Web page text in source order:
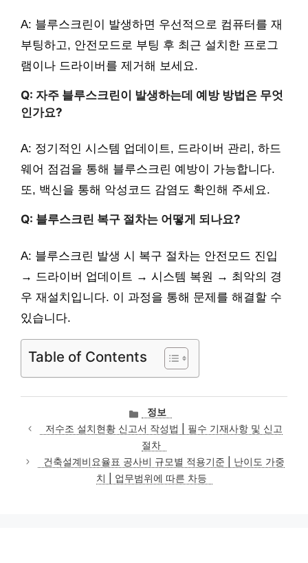
A: 블루스크린이 발생하면 우선적으로 컴퓨터를 재
부팅하고, 안전모드로 부팅 후 최근 설치한 프로그
램이나 드라이버를 제거해 보세요.
Q: 자주 블루스크린이 발생하는데 예방 방법은 무엇
인가요?
A: 정기적인 시스템 업데이트, 드라이버 관리, 하드
웨어 점검을 통해 블루스크린 예방이 가능합니다.
또, 백신을 통해 악성코드 감염도 확인해 주세요.
Q: 블루스크린 복구 절차는 어떻게 되나요?
A: 블루스크린 발생 시 복구 절차는 안전모드 진입
→ 드라이버 업데이트 → 시스템 복원 → 최악의 경
우 재설치입니다. 이 과정을 통해 문제를 해결할 수
있습니다.
Table of Contents
카
테
고
리
정보
저수조 설치현황 신고서 작성법 | 필수 기재사항 및 신고
절차
건축설계비요율표 공사비 규모별 적용기준 | 난이도 가중
치 | 업무범위에 따른 차등